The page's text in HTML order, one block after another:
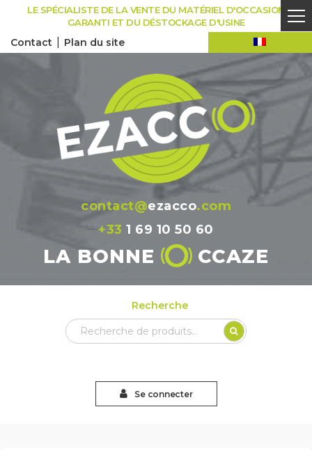
LE SPÉCIALISTE DE LA VENTE DU MATÉRIEL D'OCCASION
GARANTI ET DU DÉSTOCKAGE D'USINE
Contact Plan du site
contact@ezacco.com
+33 1 69 10 50 60
LA BONNE CCAZE
Recherche
Recherche
pour :
Se connecter